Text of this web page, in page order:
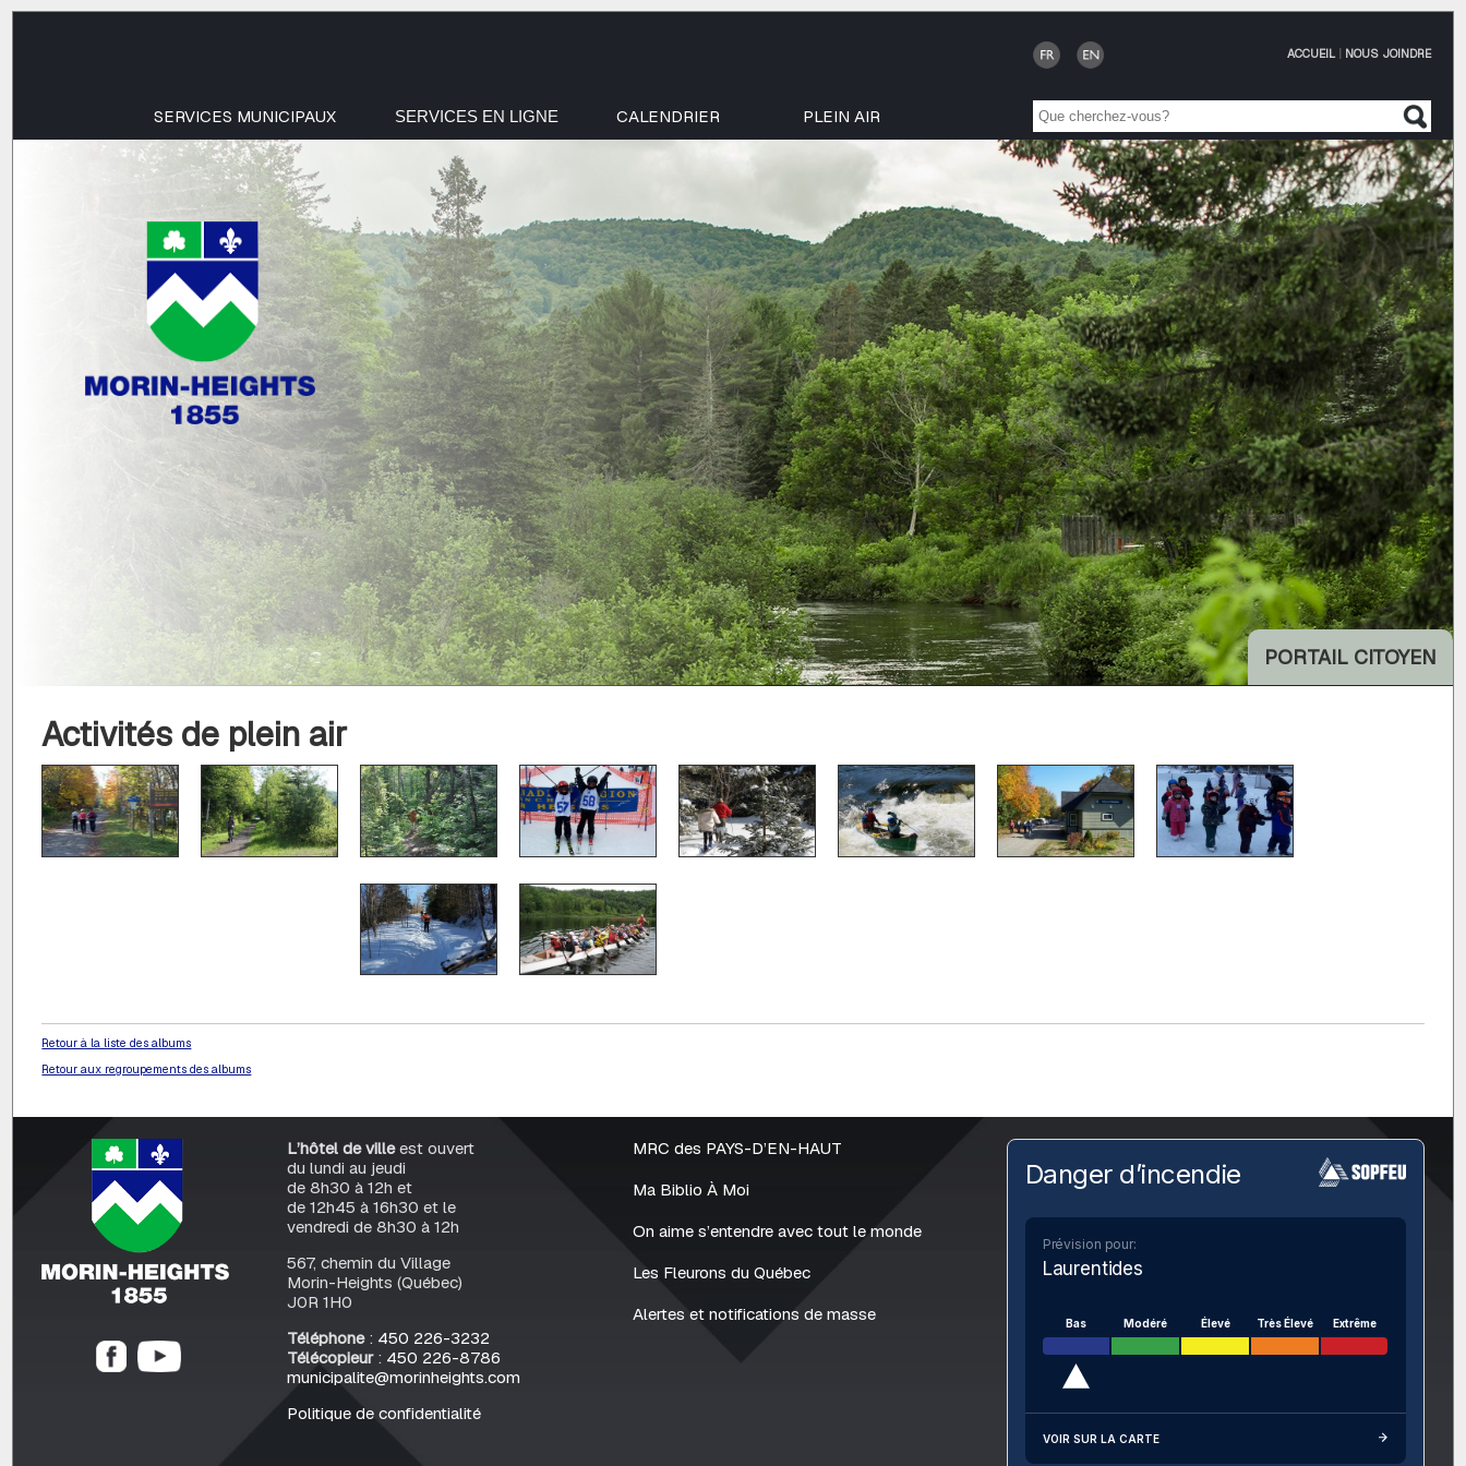
ACCUEIL| NOUS JOINDRE
SERVICES MUNICIPAUX SERVICES EN LIGNE CALENDRIER PLEIN AIR
PORTAIL CITOYEN
Activités de plein air
Retour à la liste des albums
Retour aux regroupements des albums
L’hôtel de villeest ouvert
du lundi au jeudi
de 8h30 à 12h et
de 12h45 à 16h30 et le
vendredi de 8h30 à 12h
567, chemin du Village
Morin-Heights (Québec)
J0R 1H0
Téléphone: 450 226-3232
Télécopieur: 450 226-8786
municipalite@morinheights.com
Politique de confidentialité
MRC des PAYS-D’EN-HAUT
Ma Biblio À Moi
On aime s’entendre avec tout le monde
Les Fleurons du Québec
Alertes et notifications de masse
Danger d’incendie
Prévision pour:
Laurentides
Bas Modéré Élevé Très Élevé Extrême
VOIR SUR LA CARTE